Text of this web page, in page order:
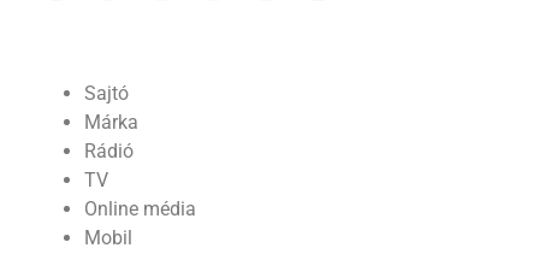
Sajtó
Márka
Rádió
TV
Online média
Mobil